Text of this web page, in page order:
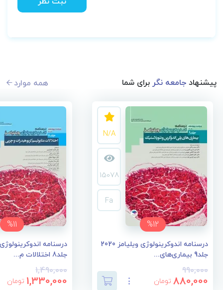
پیشنهادجامعه نگربرای شما همه موارد
%12
N/A
15078
Fa
درسنامه اندوکرینولوژی ویلیامز 2020
جلد9 بیماری‌های...
990,000
880,000 تومان
%11
جلد8 اختلالات م...
1,490,000
1,330,000 تومان